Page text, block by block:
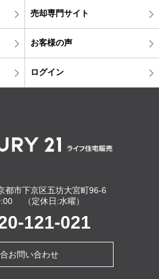
売却専門サイト
お客様の声
ログイン
市下京区五坊大宮町96-6
（定休日:水曜）
121-021
お問い合わせ